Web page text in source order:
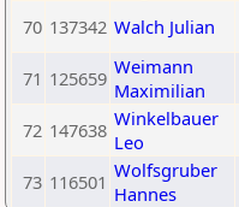
70 137342 Walch Julian
71 125659 Weimann
Maximilian
72 147638 Winkelbauer
Leo
73 116501 Wolfsgruber
Hannes